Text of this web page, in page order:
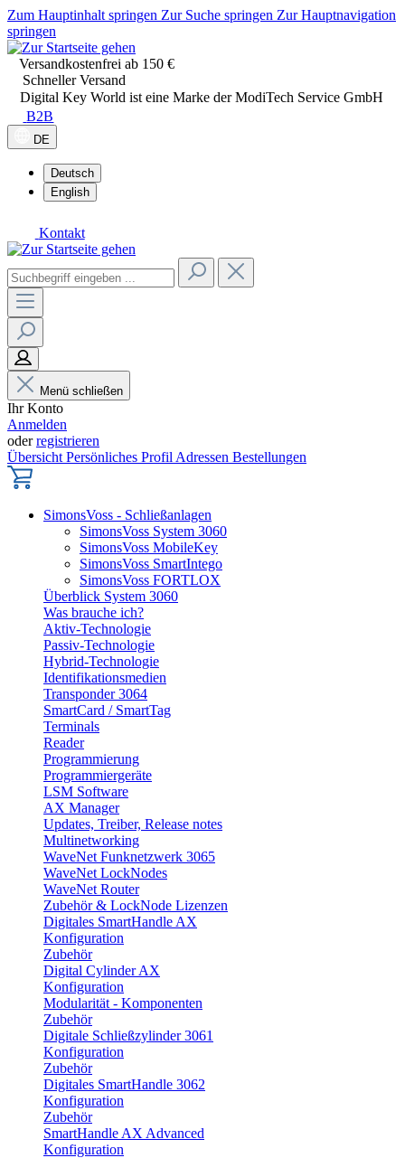
Zum Hauptinhalt springen Zur Suche springen Zur Hauptnavigation
springen
Versandkostenfrei ab 150 €
Schneller Versand
Digital Key World ist eine Marke der ModiTech Service GmbH
B2B
DE
Deutsch
English
Kontakt
Menü schließen
Ihr Konto
Anmelden
oderregistrieren
Übersicht Persönliches Profil Adressen Bestellungen
SimonsVoss - Schließanlagen
SimonsVoss System 3060
SimonsVoss MobileKey
SimonsVoss SmartIntego
SimonsVoss FORTLOX
Überblick System 3060
Was brauche ich?
Aktiv-Technologie
Passiv-Technologie
Hybrid-Technologie
Identifikationsmedien
Transponder 3064
SmartCard / SmartTag
Terminals
Reader
Programmierung
Programmiergeräte
LSM Software
AX Manager
Updates, Treiber, Release notes
Multinetworking
WaveNet Funknetzwerk 3065
WaveNet LockNodes
WaveNet Router
Zubehör & LockNode Lizenzen
Digitales SmartHandle AX
Konfiguration
Zubehör
Digital Cylinder AX
Konfiguration
Modularität - Komponenten
Zubehör
Digitale Schließzylinder 3061
Konfiguration
Zubehör
Digitales SmartHandle 3062
Konfiguration
Zubehör
SmartHandle AX Advanced
Konfiguration